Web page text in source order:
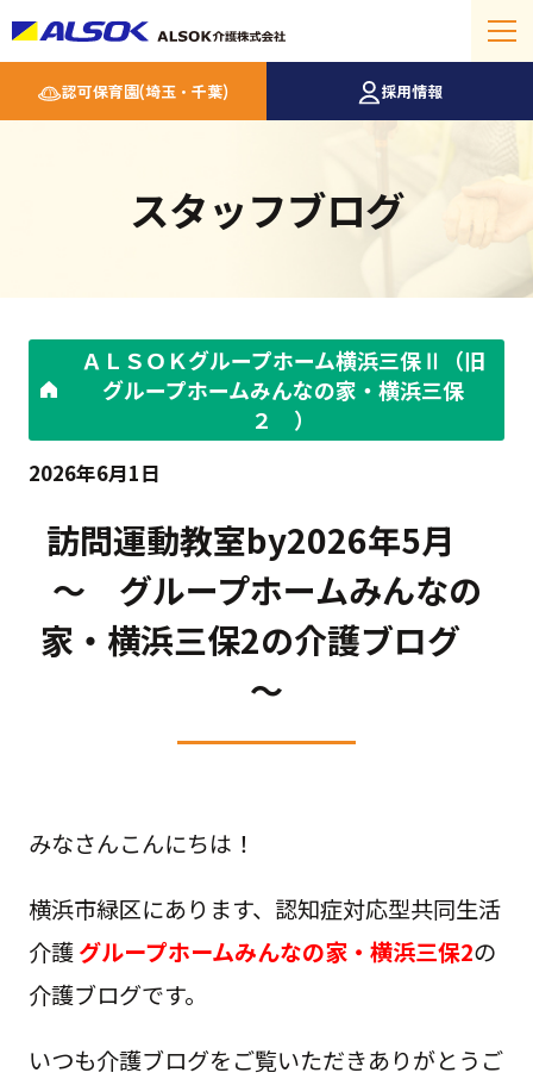
認可保育園(埼玉・千葉) 採用情報
スタッフブログ
ＡＬＳＯＫグループホーム横浜三保Ⅱ（旧
グループホームみんなの家・横浜三保
２ ）
2026年6月1日
訪問運動教室by2026年5月
～ グループホームみんなの
家・横浜三保2の介護ブログ
～
みなさんこんにちは！
横浜市緑区にあります、認知症対応型共同生活
介護グループホームみんなの家・横浜三保2の
介護ブログです。
いつも介護ブログをご覧いただきありがとうご